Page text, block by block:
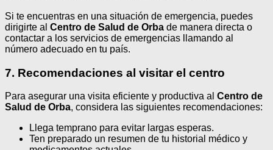
Si te encuentras en una situación de emergencia, puedes
dirigirte al Centro de Salud de Orba de manera directa o
contactar a los servicios de emergencias llamando al
número adecuado en tu país.
7. Recomendaciones al visitar el centro
Para asegurar una visita eficiente y productiva al Centro de
Salud de Orba, considera las siguientes recomendaciones:
Llega temprano para evitar largas esperas.
Ten preparado un resumen de tu historial médico y